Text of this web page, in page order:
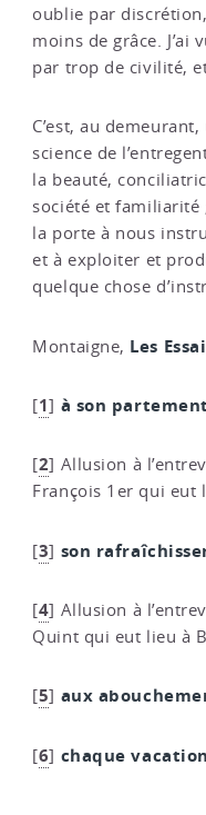
oublie par
moins de grâce.
par trop de civilité,
C’est, au
science de
la beauté,
société et familiarité
la porte à nous
et à exploiter et
quelque chose
Montaigne, Les
[1] à son partement
[2] Allusion à
François 1er qui eut
[3] son
[4] Allusion à
Quint qui eut lieu à
[5] aux
[6] chaque vacation